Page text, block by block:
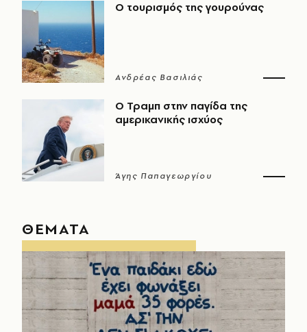
Ο τουρισμός της γουρούνας
Ανδρέας Βασιλιάς
Ο Τραμπ στην παγίδα της
αμερικανικής ισχύος
Άγης Παπαγεωργίου
ΘΕΜΑΤΑ